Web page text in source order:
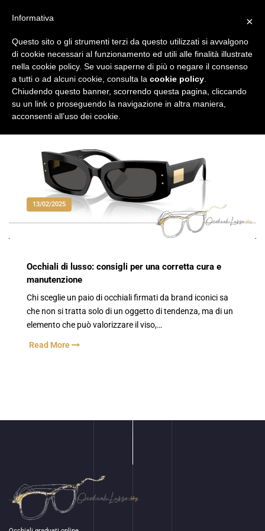
13/02/2025
Occhiali di lusso: consigli per una corretta cura e
manutenzione
Chi sceglie un paio di occhiali firmati da brand iconici sa
che non si tratta solo di un oggetto di tendenza, ma di un
elemento che può valorizzare il viso,…
Read More
×
Informativa
Questo sito o gli strumenti terzi da questo utilizzati si avvalgono
di cookie necessari al funzionamento ed utili alle finalità illustrate
nella cookie policy. Se vuoi saperne di più o negare il consenso
a tutti o ad alcuni cookie, consulta la cookie policy
Chiudendo questo banner, scorrendo questa pagina, cliccando
su un link o proseguendo la navigazione in altra maniera,
acconsenti all’uso dei cookie.